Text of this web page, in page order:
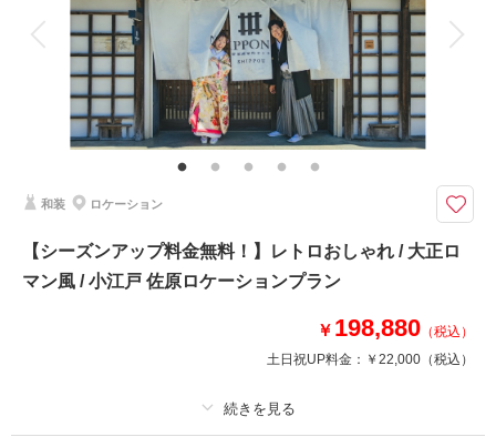
衣装追加 会食 挙式
家族と撮影 家族用衣装レンタル ペットと撮影
その他含むもの
出張料 / ヘアメイクアテンド / ライブレタッチ
ネオンが輝くゲームセンター、レトロなビリヤードエリア、アメリカンな雰
デート気分を味わいながらおふたりらしく楽しく撮影ができます♩
スタジオアクアだからこそ叶えられるオシャレで今どきなフォトウエディン
グ！
このプランで撮影可能な撮影レポート
撮影日：2026年3月6日
和装 ロケーション
【シーズンアップ料金無料！】レトロおしゃれ / 大正ロ
マン風 / 小江戸 佐原ロケーションプラン
￥ 198,880 （税込）
土日祝UP料金： ￥22,000 （税込）